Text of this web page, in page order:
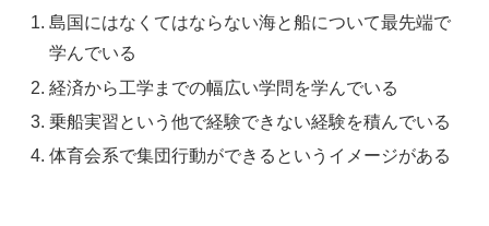
島国にはなくてはならない海と船について最先端で
学んでいる
経済から工学までの幅広い学問を学んでいる
乗船実習という他で経験できない経験を積んでいる
体育会系で集団行動ができるというイメージがある